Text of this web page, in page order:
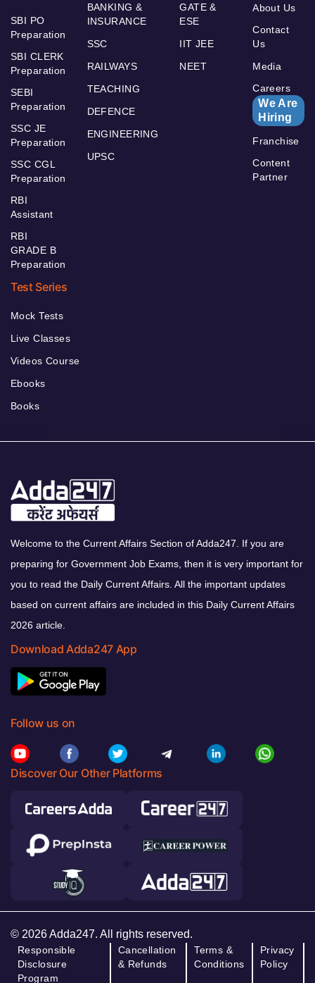
SBI PO
Preparation
SBI CLERK
Preparation
SEBI
Preparation
SSC JE
Preparation
SSC CGL
Preparation
RBI
Assistant
RBI
GRADE B
Preparation
BANKING &
INSURANCE
SSC
RAILWAYS
TEACHING
DEFENCE
ENGINEERING
UPSC
GATE &
ESE
IIT JEE
NEET
About Us
Contact
Us
Media
Careers
We Are
Hiring
Franchise
Content
Partner
Test Series
Mock Tests
Live Classes
Videos Course
Ebooks
Books
Welcome to the Current Affairs Section of Adda247. If you are
preparing for Government Job Exams, then it is very important for
you to read the Daily Current Affairs. All the important updates
based on current affairs are included in this Daily Current Affairs
2026 article.
Download Adda247 App
Follow us on
Discover Our Other Platforms
© 2026 Adda247. All rights reserved.
Responsible
Disclosure
Program
Cancellation
& Refunds
Terms &
Conditions
Privacy
Policy